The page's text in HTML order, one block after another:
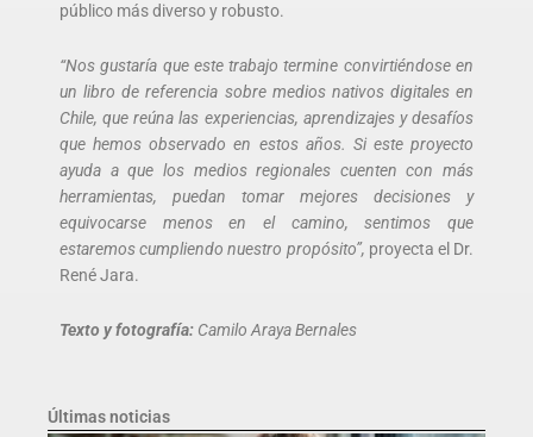
público más diverso y robusto.
“Nos gustaría que este trabajo termine convirtiéndose en
un libro de referencia sobre medios nativos digitales en
Chile, que reúna las experiencias, aprendizajes y desafíos
que hemos observado en estos años. Si este proyecto
ayuda a que los medios regionales cuenten con más
herramientas, puedan tomar mejores decisiones y
equivocarse menos en el camino, sentimos que
estaremos cumpliendo nuestro propósito”, proyecta el Dr.
René Jara.
Texto y fotografía: Camilo Araya Bernales
Últimas noticias